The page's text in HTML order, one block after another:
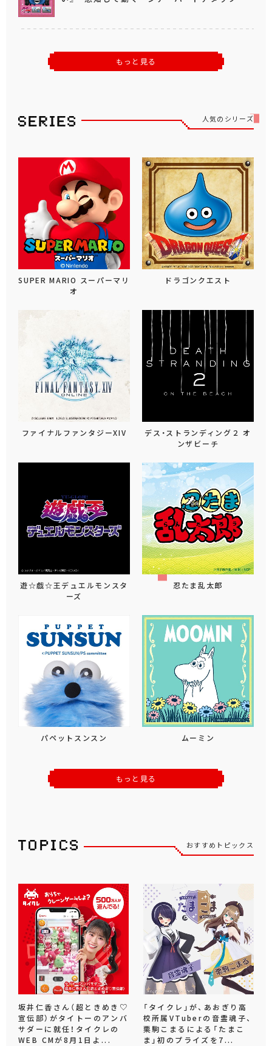
もっと見る
人気のシリーズ
SUPER MARIO スーパーマリ
オ
ドラゴンクエスト
ファイナルファンタジーXIV
デス・ストランディング２ オ
ンザビーチ
遊☆戯☆王デュエルモンスタ
ーズ
忍たま乱太郎
パペットスンスン ムーミン
もっと見る
おすすめトピックス
坂井仁香さん（超ときめき♡
宣伝部）がタイトーのアンバ
サダーに就任！タイクレの
WEB CMが8月1日よ...
「タイクレ」が、あおぎり高
校所属VTuberの音霊魂子、
栗駒こまるによる「たまこ
ま」初のプライズを7...